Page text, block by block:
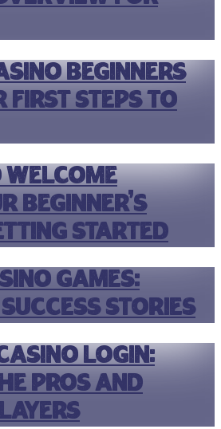
Beginners
First Steps to
Welcome
Beginner’s
Started
Games:
Stories
Login:
Pros and